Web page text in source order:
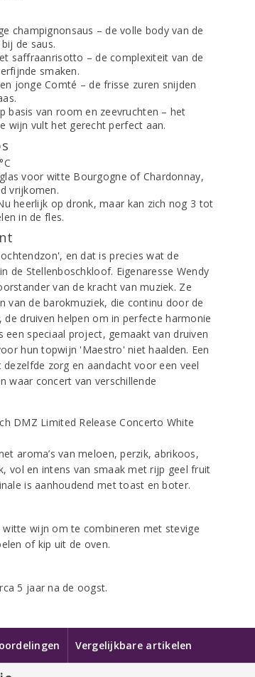
champignonsaus – de volle body van de
de saus.
saffraanrisotto – de complexiteit van de
smaken.
jonge Comté – de frisse zuren snijden
basis van room en zeevruchten – het
wijn vult het gerecht perfect aan.
voor witte Bourgogne of Chardonnay,
vrijkomen.
heerlijk op dronk, maar kan zich nog 3 tot
in de fles.
en dat is precies wat de
de Stellenboschkloof. Eigenaresse Wendy
van de kracht van muziek. Ze
van de barokmuziek, die continu door de
de druiven helpen om in perfecte harmonie
een speciaal project, gemaakt van druiven
hun topwijn 'Maestro' niet haalden. Een
zorg en aandacht voor een veel
waar concert van verschillende
aroma’s van meloen, perzik, abrikoos,
vol en intens van smaak met rijp geel fruit
is aanhoudend met toast en boter.
wijn om te combineren met stevige
of kip uit de oven.
5 jaar na de oogst.
Vergelijkbare artikelen